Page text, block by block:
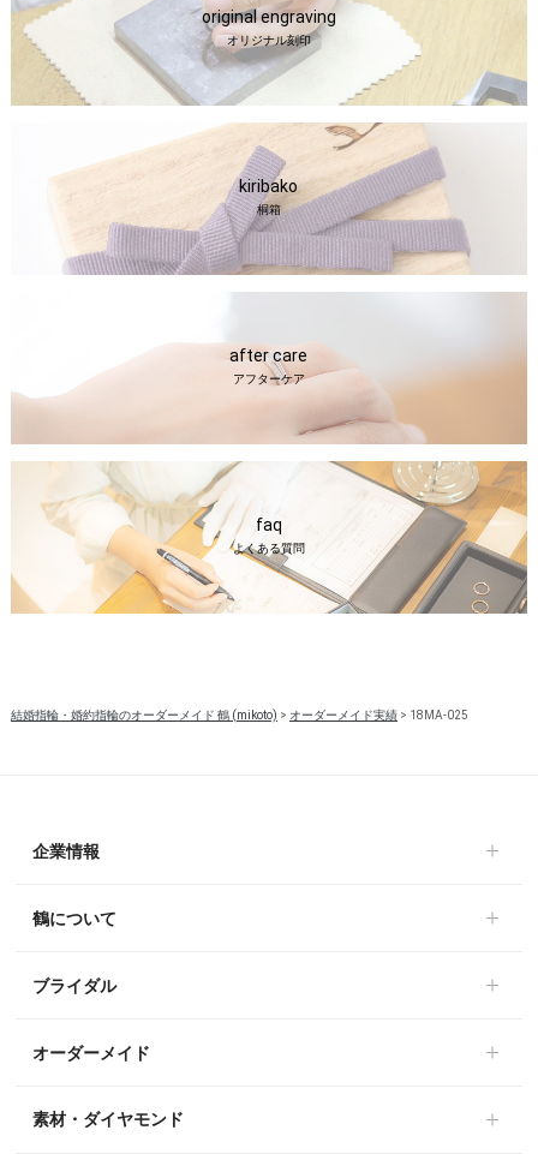
original engraving
オリジナル刻印
kiribako
桐箱
after care
アフターケア
faq
よくある質問
結婚指輪・婚約指輪のオーダーメイド 鶴 (mikoto) > オーダーメイド実績> 18MA-025
企業情報
鶴について
ブライダル
オーダーメイド
素材・ダイヤモンド